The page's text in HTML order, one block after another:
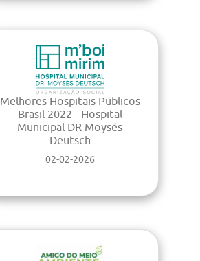
Melhores Hospitais Públicos
Brasil 2022 - Hospital
Municipal DR Moysés
Deutsch
02-02-2026